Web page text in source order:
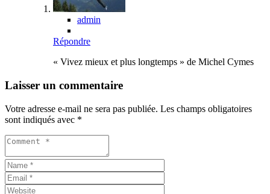
admin
Répondre
« Vivez mieux et plus longtemps » de Michel Cymes
Laisser un commentaire
Votre adresse e-mail ne sera pas publiée. Les champs obligatoires
sont indiqués avec *